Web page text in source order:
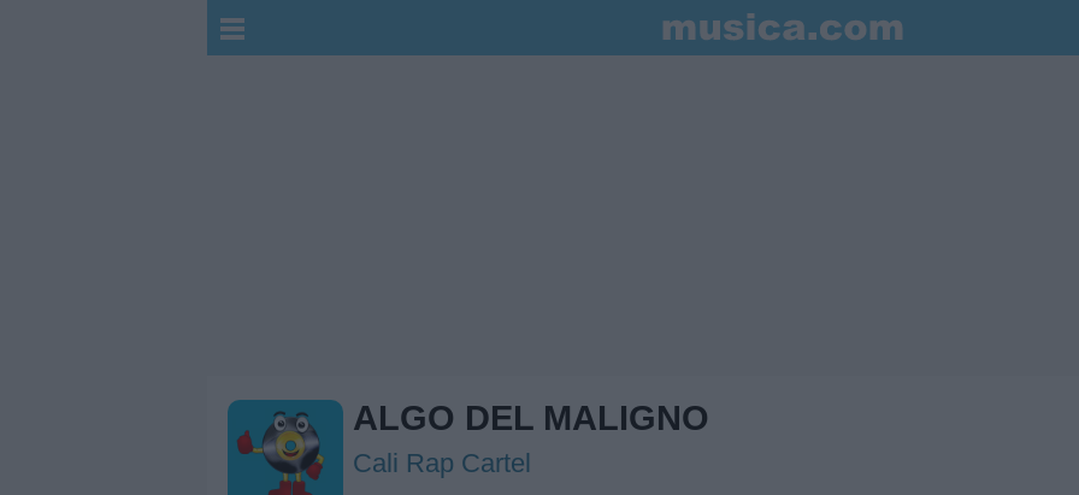
ALGO DEL MALIGNO
Cali Rap Cartel